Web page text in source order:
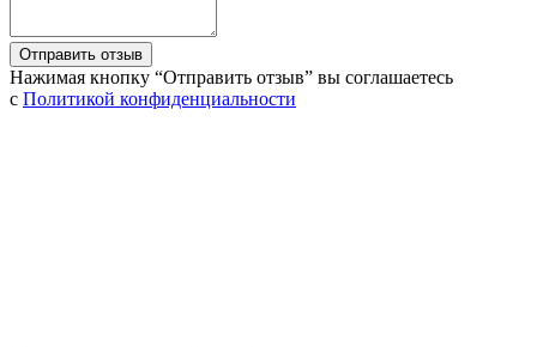
Нажимая кнопку “Отправить отзыв” вы соглашаетесь
с Политикой конфиденциальности